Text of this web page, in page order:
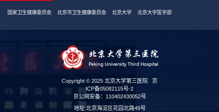
国家卫生健康委员会 北京市卫生健康委员会 北京大学 北京大学医学部
Copyright © 2025 北京大学第三医院 京
ICP备05082115号-2
京公网安备：110402430052号
地址:北京海淀区花园北路49号